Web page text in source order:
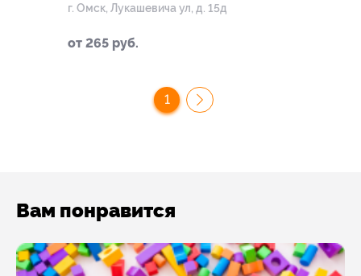
г. Омск, Лукашевича ул, д. 15д
от 265 руб.
1
Вам понравится